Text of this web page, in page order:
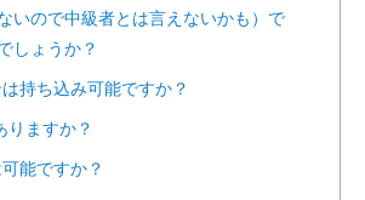
いので中級者とは言えないかも）で
しょうか？
持ち込み可能ですか？
りますか？
能ですか？